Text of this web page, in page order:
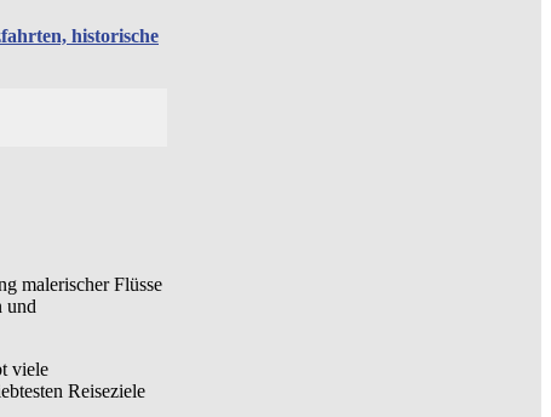
historische
malerischer Flüsse
und
viele
Reiseziele